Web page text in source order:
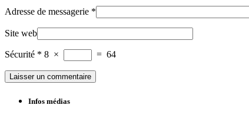
Adresse de messagerie *
Site web
Sécurité * 8 × = 64
Infos médias